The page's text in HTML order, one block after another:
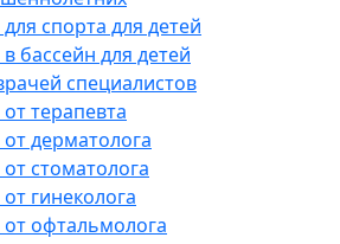
спорта для детей
бассейн для детей
специалистов
терапевта
дерматолога
стоматолога
гинеколога
от офтальмолога